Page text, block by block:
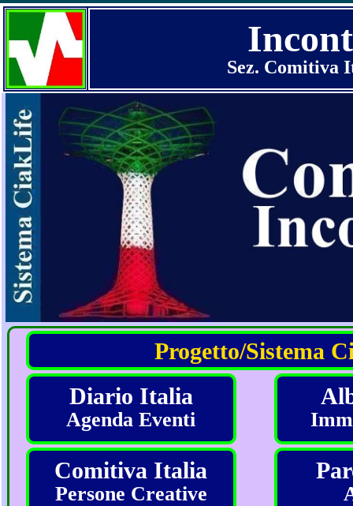
Sez. Comitiva
Progetto/Sistema
Diario Italia
Agenda Eventi
Comitiva Italia
Persone Creative